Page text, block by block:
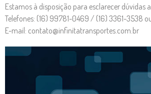
Estamos à disposição para esclarecer dúvidas
Telefones: (16) 99781-0469 / (16) 3361-3538
E-mail: contato@infinitatransportes.com.br